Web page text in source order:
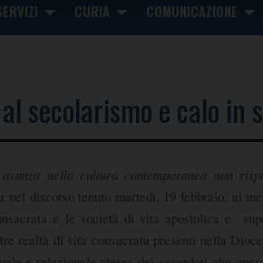
CURIA COMUNICAZIONE
secolarismo e calo in
nella cultura contemporanea non
nel discorso tenuto martedì, 19 febbraio, ai
e le società di vita apostolica e
realtà di vita consacrata presenti nella